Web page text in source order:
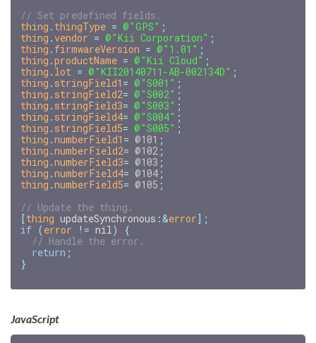
thing . thingType = @"GPS" ;
thing . vendor = @"Kii Corporation" ;
thing . firmwareVersion = @"1.01" ;
thing .productName = @"Kii Cloud" ;
thing . lot = @"KII20140711-AB-002134D" ;
thing . stringField1 = @"S001" ;
thing . stringField2= @"S002" ;
thing . stringField3= @"S003" ;
thing . stringField4= @"S004" ;
thing . stringField5= @"S005" ;
thing .numberField1 = @101 ;
thing .numberField2= @102 ;
thing .numberField3= @103 ;
thing .numberField4= @104 ;
thing .numberField5= @105 ;
[thing updateSynchronous : &error];
if (error != nil )
{
return ;
}
JavaScript